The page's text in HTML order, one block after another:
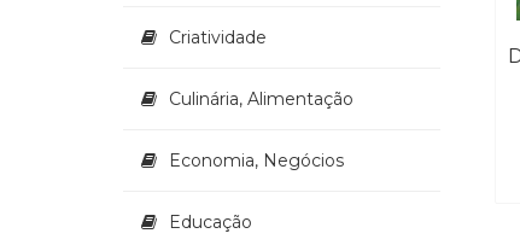
Criatividade
Culinária, Alimentação
Economia, Negócios
Educação